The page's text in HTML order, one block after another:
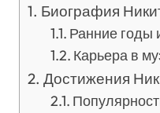
Биография
Ранние годы
Карьера в
Достижения